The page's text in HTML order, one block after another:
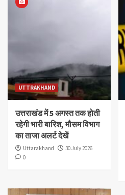
UTTRAKHAND
उत्तराखंड में 5 अगस्त तक होती
रहेगी भारी बारिश, मौसम विभाग
का ताजा अलर्ट देखें
Uttarakhand
30 July 2026
0